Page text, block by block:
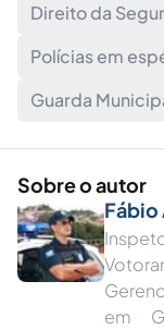
Direito da
Polícias em
Guarda
Sobre o autor
Fábio
em